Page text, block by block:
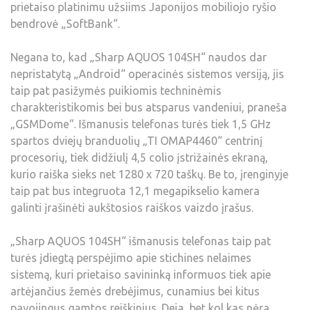
prietaiso platinimu užsiims Japonijos mobiliojo ryšio
bendrovė „SoftBank“.
Negana to, kad „Sharp AQUOS 104SH“ naudos dar
nepristatytą „Android“ operacinės sistemos versiją, jis
taip pat pasižymės puikiomis techninėmis
charakteristikomis bei bus atsparus vandeniui, praneša
„GSMDome“. Išmanusis telefonas turės tiek 1,5 GHz
spartos dviejų branduolių „TI OMAP4460“ centrinį
procesorių, tiek didžiulį 4,5 colio įstrižainės ekraną,
kurio raiška sieks net 1280 x 720 taškų. Be to, įrenginyje
taip pat bus integruota 12,1 megapikselio kamera
galinti įrašinėti aukštosios raiškos vaizdo įrašus.
„Sharp AQUOS 104SH“ išmanusis telefonas taip pat
turės įdiegtą perspėjimo apie stichines nelaimes
sistemą, kuri prietaiso savininką informuos tiek apie
artėjančius žemės drebėjimus, cunamius bei kitus